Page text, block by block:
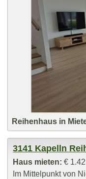
Reihenhaus in
3141 Kapelln
Haus mieten: €
Im Mittelpunkt von